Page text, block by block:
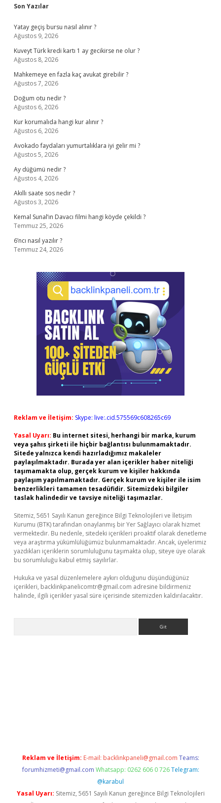
Sidebar
Son Yazılar
Yatay geçiş bursu nasıl alınır ?
Ağustos 9, 2026
Kuveyt Türk kredi kartı 1 ay gecikirse ne olur ?
Ağustos 8, 2026
Mahkemeye en fazla kaç avukat girebilir ?
Ağustos 7, 2026
Doğum otu nedir ?
Ağustos 6, 2026
Kur korumalıda hangi kur alınır ?
Ağustos 6, 2026
Avokado faydaları yumurtalıklara iyi gelir mi ?
Ağustos 5, 2026
Ay düğümü nedir ?
Ağustos 4, 2026
Akıllı saate sos nedir ?
Ağustos 3, 2026
Kemal Sunal’ın Davacı filmi hangi köyde çekildi ?
Temmuz 25, 2026
6’ncı nasıl yazılır ?
Temmuz 24, 2026
Reklam ve İletişim: Skype: live:.cid.575569c608265c69
Yasal Uyarı: Bu internet sitesi, herhangi bir marka, kurum
veya şahıs şirketi ile hiçbir bağlantısı bulunmamaktadır.
Sitede yalnızca kendi hazırladığımız makaleler
paylaşılmaktadır. Burada yer alan içerikler haber niteliği
taşımamakta olup, gerçek kurum ve kişiler hakkında
paylaşım yapılmamaktadır. Gerçek kurum ve kişiler ile isim
benzerlikleri tamamen tesadüfidir. Sitemizdeki bilgiler
taslak halindedir ve tavsiye niteliği taşımazlar.
Sitemiz, 5651 Sayılı Kanun gereğince Bilgi Teknolojileri ve İletişim
Kurumu (BTK) tarafından onaylanmış bir Yer Sağlayıcı olarak hizmet
vermektedir. Bu nedenle, sitedeki içerikleri proaktif olarak denetleme
veya araştırma yükümlülüğümüz bulunmamaktadır. Ancak, üyelerimiz
yazdıkları içeriklerin sorumluluğunu taşımakta olup, siteye üye olarak
bu sorumluluğu kabul etmiş sayılırlar.
Hukuka ve yasal düzenlemelere aykırı olduğunu düşündüğünüz
içerikleri, backlinkpanelicomtr@gmail.com adresine bildirmeniz
halinde, ilgili içerikler yasal süre içerisinde sitemizden kaldırılacaktır.
Reklam ve İletişim: E-mail: backlinkpaneli@gmail.com Teams:
forumhizmeti@gmail.com Whatsapp: 0262 606 0 726 Telegram:
@karabul
Yasal Uyarı: Sitemiz, 5651 Sayılı Kanun gereğince Bilgi Teknolojileri